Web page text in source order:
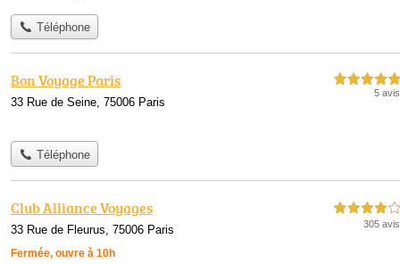
Téléphone
Bon Voyage Paris
33 Rue de Seine, 75006 Paris
5,0 étoiles sur 5
5 avis
Téléphone
Club Alliance Voyages
33 Rue de Fleurus, 75006 Paris
Fermée, ouvre à 10h
4,0 étoiles sur 5
305 avis